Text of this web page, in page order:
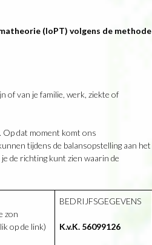
(IoPT) volgens de methode
of van je familie, werk, ziekte of
Op dat moment komt ons
tijdens de balansopstelling aan het
de richting kunt zien waarin de
op de link)
BEDRIJFSGEGEVENS
K.v.K. 56099126